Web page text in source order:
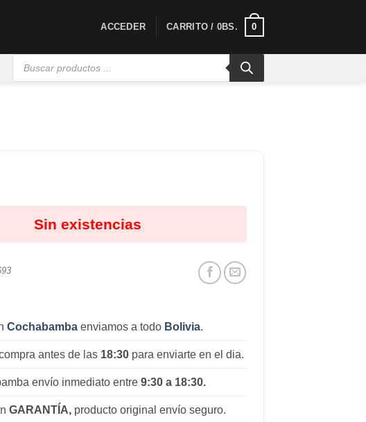
ACCEDER CARRITO / 0BS. 0
Búsqueda
Sin existencias
Cochabamba enviamos a todo Bolivia.
antes de las 18:30para enviarte en el dia.
envío inmediato entre 9:30 a 18:30.
GARANTÍA,producto original envío seguro.